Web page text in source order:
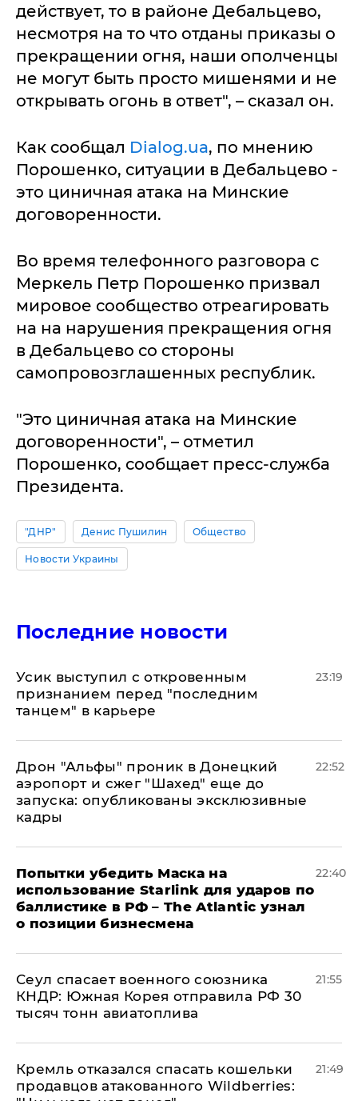
действует, то в районе Дебальцево,
несмотря на то что отданы приказы о
прекращении огня, наши ополченцы
не могут быть просто мишенями и не
открывать огонь в ответ", – сказал он.
Как сообщал Dialog.ua, по мнению
Порошенко, ситуации в Дебальцево -
это циничная атака на Минские
договоренности.
Во время телефонного разговора с
Меркель Петр Порошенко призвал
мировое сообщество отреагировать
на на нарушения прекращения огня
в Дебальцево со стороны
самопровозглашенных республик.
"Это циничная атака на Минские
договоренности", – отметил
Порошенко, сообщает пресс-служба
Президента.
"ДНР" Денис Пушилин Общество
Новости Украины
Последние новости
Усик выступил с откровенным
признанием перед "последним
танцем" в карьере
23:19
Дрон "Альфы" проник в Донецкий
аэропорт и сжег "Шахед" еще до
запуска: опубликованы эксклюзивные
кадры
22:52
Попытки убедить Маска на
использование Starlink для ударов по
баллистике в РФ – The Atlantic узнал
о позиции бизнесмена
22:40
​Сеул спасает военного союзника
КНДР: Южная Корея отправила РФ 30
тысяч тонн авиатоплива
21:55
Кремль отказался спасать кошельки
продавцов атакованного Wildberries:
21:49